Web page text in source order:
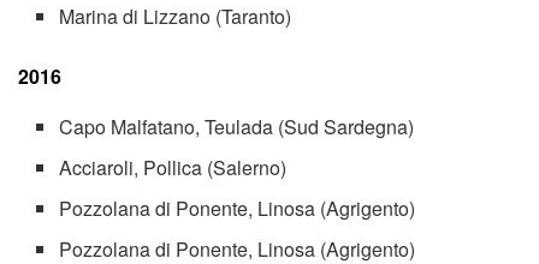
Marina di Lizzano (Taranto)
2016
Capo Malfatano, Teulada (Sud Sardegna)
Acciaroli, Pollica (Salerno)
Pozzolana di Ponente, Linosa (Agrigento)
Pozzolana di Ponente, Linosa (Agrigento)